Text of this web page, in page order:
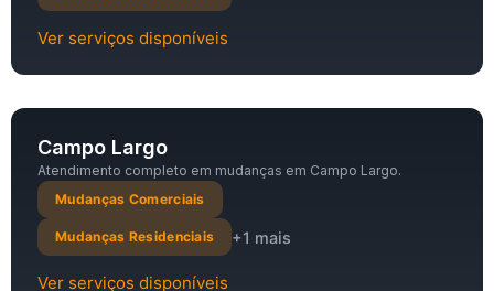
Ver serviços disponíveis
Campo Largo
Atendimento completo em mudanças em Campo Largo.
Mudanças Comerciais
Mudanças Residenciais +1 mais
Ver serviços disponíveis